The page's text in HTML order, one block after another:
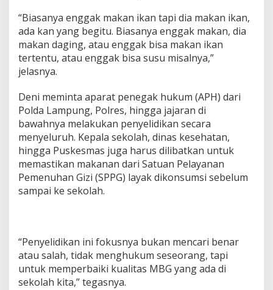
“Biasanya enggak makan ikan tapi dia makan ikan,
ada kan yang begitu. Biasanya enggak makan, dia
makan daging, atau enggak bisa makan ikan
tertentu, atau enggak bisa susu misalnya,”
jelasnya.
Deni meminta aparat penegak hukum (APH) dari
Polda Lampung, Polres, hingga jajaran di
bawahnya melakukan penyelidikan secara
menyeluruh. Kepala sekolah, dinas kesehatan,
hingga Puskesmas juga harus dilibatkan untuk
memastikan makanan dari Satuan Pelayanan
Pemenuhan Gizi (SPPG) layak dikonsumsi sebelum
sampai ke sekolah.
“Penyelidikan ini fokusnya bukan mencari benar
atau salah, tidak menghukum seseorang, tapi
untuk memperbaiki kualitas MBG yang ada di
sekolah kita,” tegasnya.